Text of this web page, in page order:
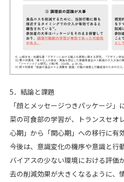
5．結論と課題
「顔とメッセージつきパッケージ
菜の可食部の学習が、トランスセオ
心期」から「関心期」への移行に有
今後は、意識変化の機序や意識と行
バイアスの少ない環境における評価
去の削減効果が大きくなるように、